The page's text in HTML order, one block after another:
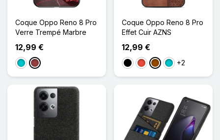
Coque Oppo Reno 8 Pro
Verre Trempé Marbre
12,99 €
TurquoiseRouge Foncé
Coque Oppo Reno 8 Pro
Effet Cuir AZNS
12,99 €
NoirRougeMarronTurquoise
+2